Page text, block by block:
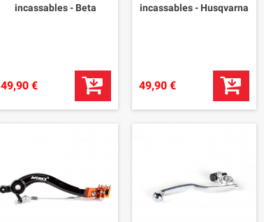
incassables - Beta
49,90 €
incassables - Husqvarna
49,90 €